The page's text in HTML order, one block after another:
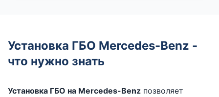
Установка ГБО Mercedes-Benz -
что нужно знать
Установка ГБО на Mercedes-Benz позволяет